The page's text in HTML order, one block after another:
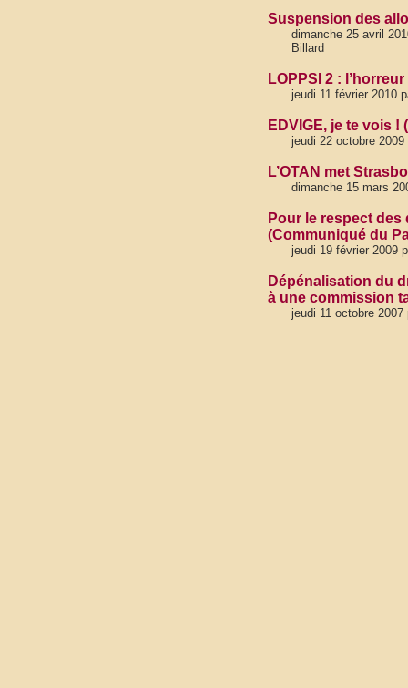
Suspension des
dimanche 25 avril
Billard
LOPPSI 2 :
jeudi 11 février 2010
EDVIGE, je te vois
jeudi 22 octobre
L’OTAN met
dimanche 15 mars
Pour le respect
(Communiqué du
jeudi 19 février 2009
Dépénalisation du
à une commission
jeudi 11 octobre